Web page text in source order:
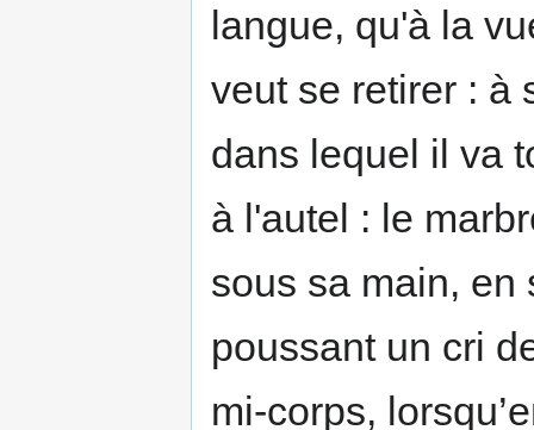
langue, qu'à la
veut se retirer : à
dans lequel il va
à l'autel : le
sous sa main, en
poussant un cri
mi-­corps,